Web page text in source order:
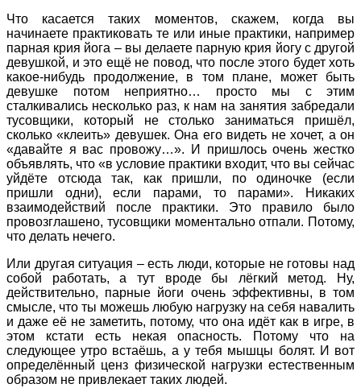
Что касается таких моментов, скажем, когда вы
начинаете практиковать те или иные практики, например
парная крия йога – вы делаете парную крия йогу с другой
девушкой, и это ещё не повод, что после этого будет хоть
какое-нибудь продолжение, в том плане, может быть
девушке потом неприятно… просто мы с этим
сталкивались несколько раз, к нам на занятия забредали
тусовщики, который не столько заниматься пришёл,
сколько «клеить» девушек. Она его видеть не хочет, а он
«давайте я вас провожу…». И пришлось очень жестко
объявлять, что «в условие практики входит, что вы сейчас
уйдёте отсюда так, как пришли, по одиночке (если
пришли одни), если парами, то парами». Никаких
взаимодействий после практики. Это правило было
провозглашено, тусовщики моментально отпали. Потому,
что делать нечего.
Или другая ситуация – есть люди, которые не готовы над
собой работать, а тут вроде бы лёгкий метод. Ну,
действительно, парные йоги очень эффективны, в том
смысле, что ты можешь любую нагрузку на себя навалить
и даже её не заметить, потому, что она идёт как в игре, в
этом кстати есть некая опасность. Потому что на
следующее утро встаёшь, а у тебя мышцы болят. И вот
определённый ценз физической нагрузки естественным
образом не привлекает таких людей.